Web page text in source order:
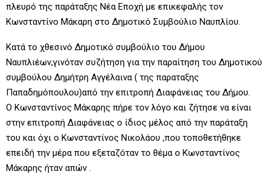
πλευρό της παράταξης Νέα Εποχή με επικεφαλής τον
Κωνσταντίνο Μάκαρη στο Δημοτικό Συμβούλιο Ναυπλίου.
Κατά το χθεσινό Δημοτικό συμβούλιο του Δήμου
Ναυπλιέων,γινόταν συζήτηση για την παραίτηση του Δημοτικού
συμβούλου Δημήτρη Αγγέλαινα ( της παραταξης
Παπαδημόπουλου)από την επιτροπή Διαφάνειας του Δήμου.
Ο Κωνσταντίνος Μάκαρης πήρε τον λόγο και ζήτησε να είναι
στην επιτροπή Διαφάνειας ο ίδιος μέλος από την παράταξη
του και όχι ο Κωνσταντίνος Νικολάου ,που τοποθετήθηκε
επειδή την μέρα που εξεταζόταν το θέμα ο Κωνσταντίνος
Μάκαρης ήταν απών .